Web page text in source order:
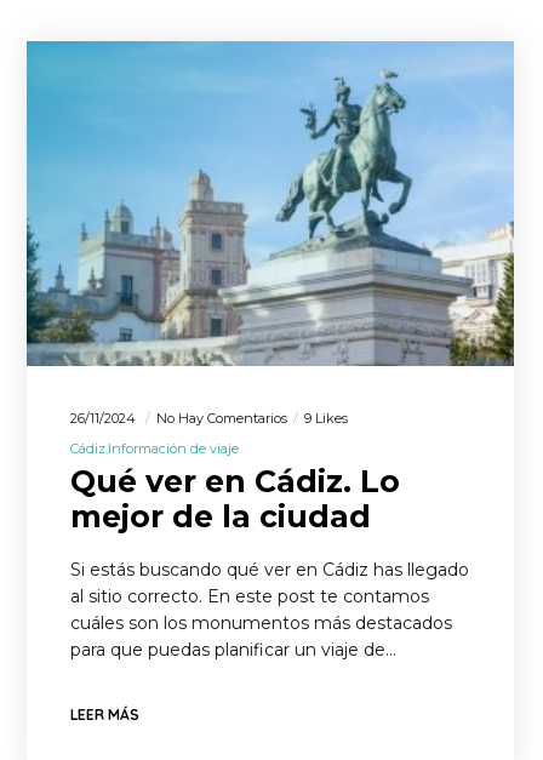
26/11/2024 No Hay Comentarios
9 Likes
Cádiz Información de viaje
Qué ver en Cádiz. Lo
mejor de la ciudad
Si estás buscando qué ver en Cádiz has llegado
al sitio correcto. En este post te contamos
cuáles son los monumentos más destacados
para que puedas planificar un viaje de…
LEER MÁS